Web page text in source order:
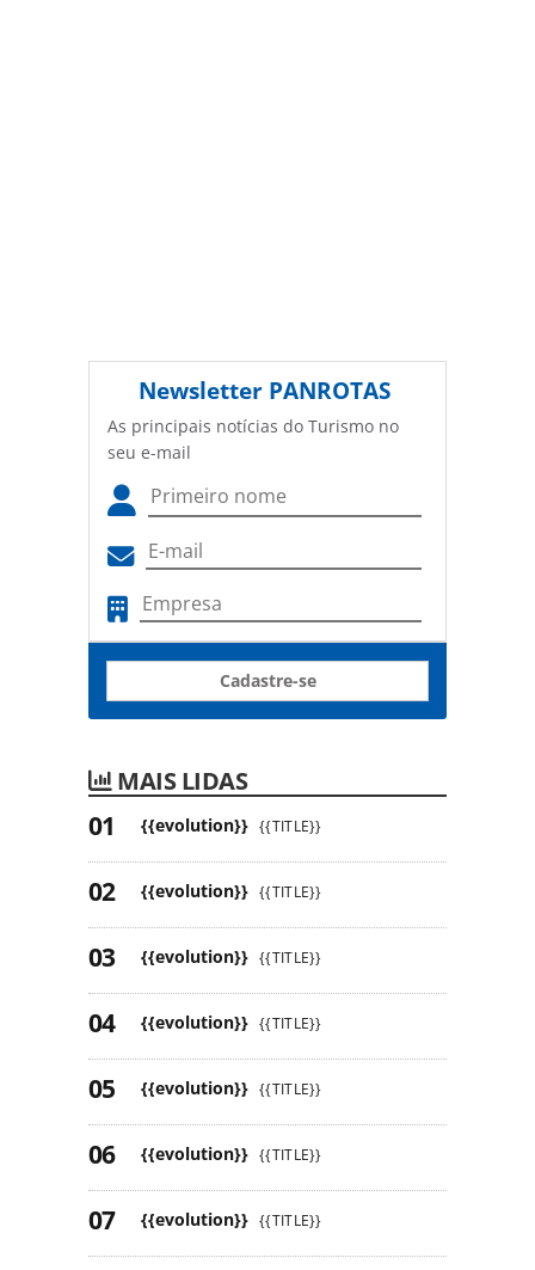
Newsletter PANROTAS
As principais notícias do Turismo no
seu e-mail
Cadastre-se
MAIS LIDAS
{{evolution}} {{TITLE}}
{{evolution}} {{TITLE}}
{{evolution}} {{TITLE}}
{{evolution}} {{TITLE}}
{{evolution}} {{TITLE}}
{{evolution}} {{TITLE}}
{{evolution}} {{TITLE}}